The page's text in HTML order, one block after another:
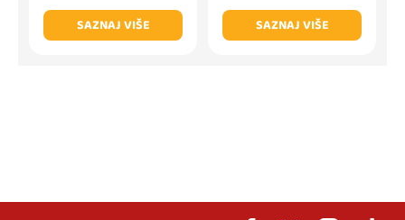
SAZNAJ VIŠE
SAZNAJ VIŠE